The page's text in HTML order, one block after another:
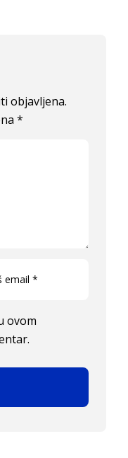
objavljena.
*
ovom